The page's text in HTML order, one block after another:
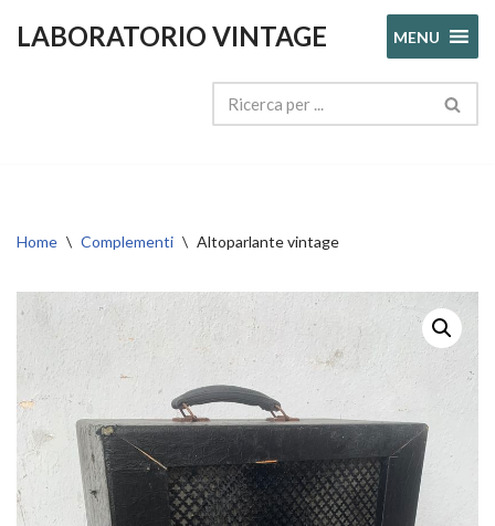
LABORATORIO VINTAGE MENU
Home \ Complementi \ Altoparlante vintage